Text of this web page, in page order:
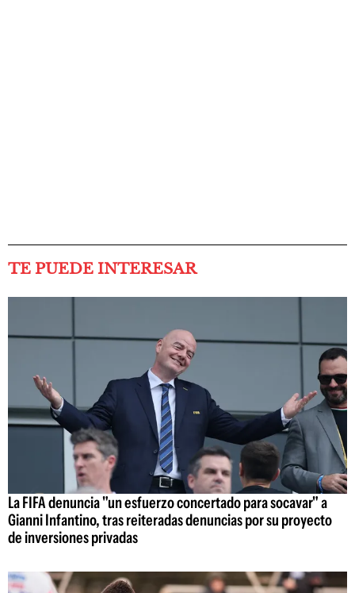
TE PUEDE INTERESAR
La FIFA denuncia "un esfuerzo concertado para socavar" a
Gianni Infantino, tras reiteradas denuncias por su proyecto
de inversiones privadas